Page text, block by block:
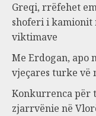
Greqi, rrëfehet
shoferi i kamionit
viktimave
Me Erdogan, apo
vjeçares turke vë
Konkurrenca për
zjarrvënie në